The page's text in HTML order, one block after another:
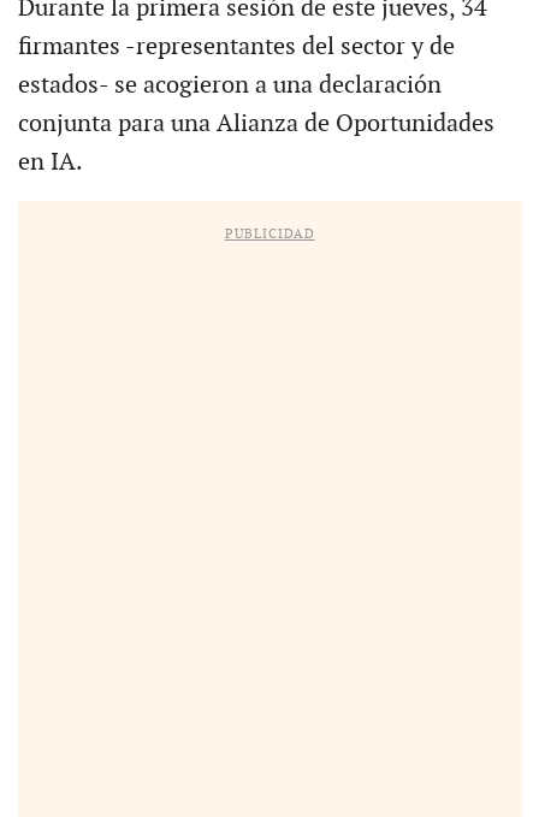
Durante la primera sesión de este jueves, 34
firmantes -representantes del sector y de
estados- se acogieron a una declaración
conjunta para una Alianza de Oportunidades
en IA.
PUBLICIDAD